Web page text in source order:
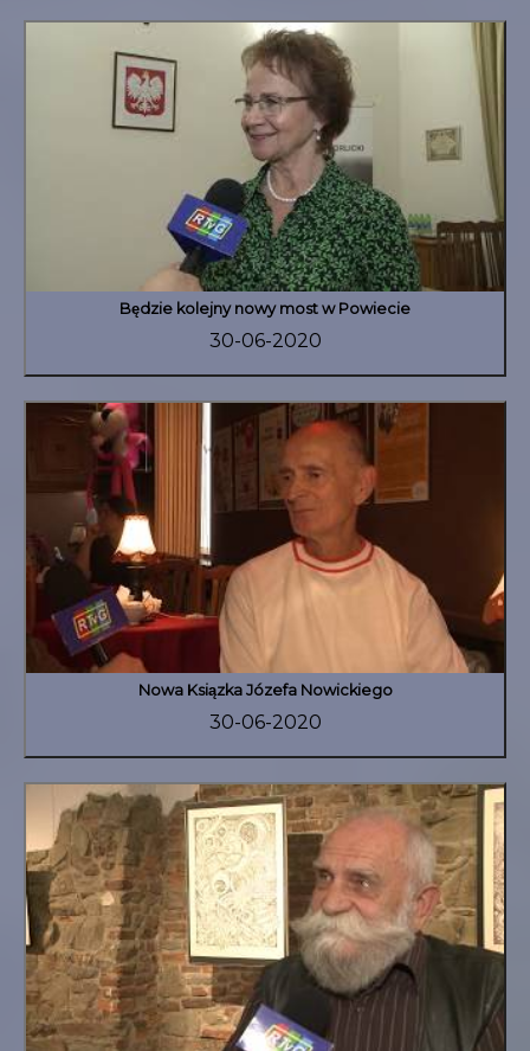
Będzie kolejny nowy most w Powiecie
30-06-2020
Nowa Ksiązka Józefa Nowickiego
30-06-2020